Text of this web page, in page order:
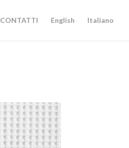
CONTATTI English Italiano